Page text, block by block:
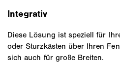
Integrativ
Diese Lösung ist speziell für
oder Sturzkästen über Ihren
sich auch für große Breiten.